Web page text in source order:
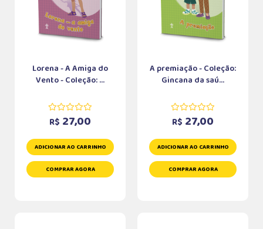
Lorena - A Amiga do
Vento - Coleção: ...
R$ 27,00
ADICIONAR AO CARRINHO
COMPRAR AGORA
A premiação - Coleção:
Gincana da saú...
R$ 27,00
ADICIONAR AO CARRINHO
COMPRAR AGORA